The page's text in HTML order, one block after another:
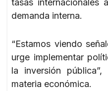
demanda interna.
“Estamos viendo
urge implementar
la inversión
materia económica.